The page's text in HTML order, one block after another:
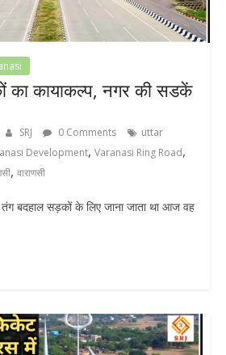
का कायाकल्प, नगर की सडकें
SRJ 0 Comments
uttar
Development, Varanasi Ring Road,
, वाराणसी
बदहाल सड़कों के लिए जाना जाता था आज वह